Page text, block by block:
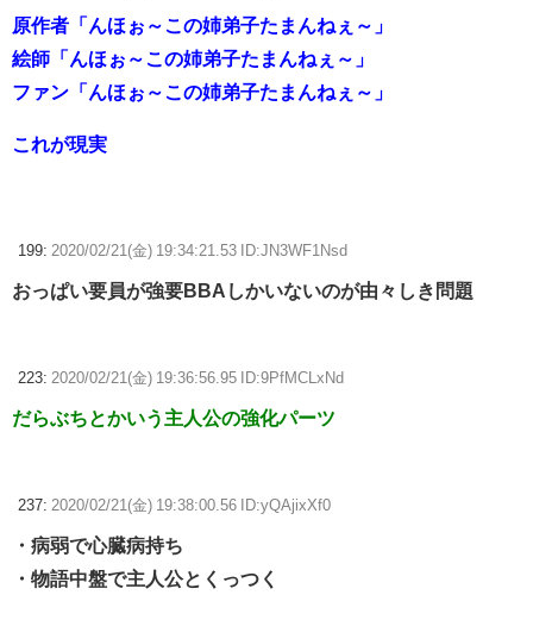
原作者「んほぉ～この姉弟子たまんねぇ～」
絵師「んほぉ～この姉弟子たまんねぇ～」
ファン「んほぉ～この姉弟子たまんねぇ～」
これが現実
199: 2020/02/21(金) 19:34:21.53 ID:JN3WF1Nsd
おっぱい要員が強要BBAしかいないのが由々しき問題
223: 2020/02/21(金) 19:36:56.95 ID:9PfMCLxNd
だらぶちとかいう主人公の強化パーツ
237: 2020/02/21(金) 19:38:00.56 ID:yQAjixXf0
・病弱で心臓病持ち
・物語中盤で主人公とくっつく